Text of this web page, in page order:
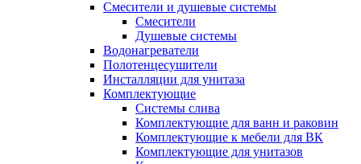
Смесители и душевые системы
Смесители
Душевые системы
Водонагреватели
Полотенцесушители
Инсталляции для унитаза
Комплектующие
Системы слива
Комплектующие для ванн и раковин
Комплектующие к мебели для ВК
Комплектующие для унитазов